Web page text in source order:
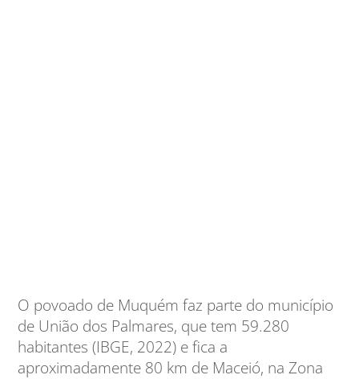
O povoado de Muquém faz parte do município
de União dos Palmares, que tem 59.280
habitantes (IBGE, 2022) e fica a
aproximadamente 80 km de Maceió, na Zona